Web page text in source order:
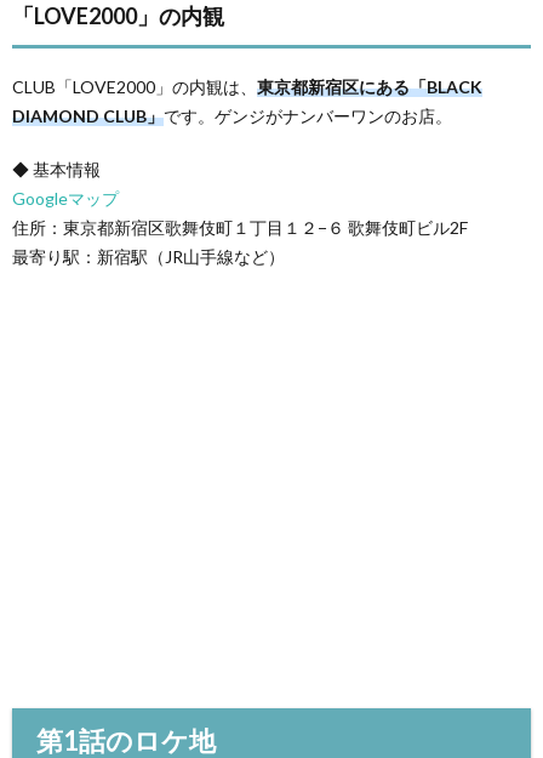
「LOVE2000」の内観
CLUB「LOVE2000」の内観は、 東京都新宿区にある「BLACK
DIAMOND CLUB」です。ゲンジがナンバーワンのお店。
◆ 基本情報
Googleマップ
住所：東京都新宿区歌舞伎町１丁目１２−６ 歌舞伎町ビル2F
最寄り駅：新宿駅（JR山手線など）
第1話のロケ地